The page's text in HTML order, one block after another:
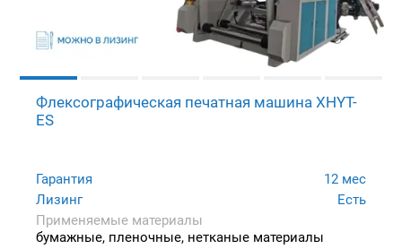
Флексографическая печатная машина XHYT-
ES
Гарантия
12 мес
Лизинг
Есть
Применяемые материалы
бумажные, пленочные, нетканые материалы